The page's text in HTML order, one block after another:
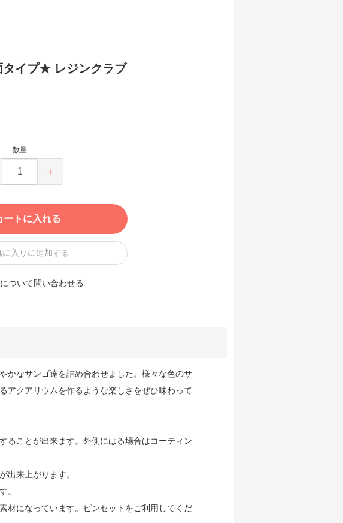
イプ★ レジンクラブ
数量
＋
ートに入れる
に入りに追加する
ついて問い合わせる
かなサンゴ達を詰め合わせました。様々な色のサ
アクアリウムを作るような楽しさをぜひ味わって
ることが出来ます。外側にはる場合はコーティン
出来上がります。
。
材になっています。ピンセットをご利用してくだ